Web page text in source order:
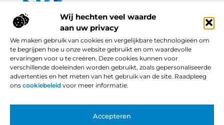
Wij hechten veel waarde
aan uw privacy
We maken gebruik van cookies en vergelijkbare technologieën om
te begrijpen hoe u onze website gebruikt en om waardevolle
ervaringen voor u te creëren. Deze cookies kunnen voor
verschillende doeleinden worden gebruikt, zoals gepersonaliseerde
advertenties en het meten van het gebruik van de site. Raadpleeg
ons cookiebeleid voor meer informatie.
Accepteren
Van praktische tips tot inspirerende verhalen – alles op Cdv-
Ontdek een breed scala aan blogs en artikelen die je dagelijks
leven verrijken, van handige adviezen tot boeiende inzichten.
Bericht categorie
Onze informatie